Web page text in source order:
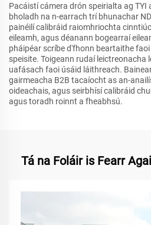
Pacáistí cámera drón speirialta ag
bholadh na n-earrach trí bhunachar
painéilí calibráid raiomhriochta
eileamh, agus déanann bogearraí
pháipéar scríbe d'fhonn beartaithe
speisite. Toigeann rudaí leictreonacha
uafásach faoi úsáid láithreach.
gairmeacha B2B tacaíocht as an-
oideachais, agus seirbhísí calibráid
agus toradh roinnt a fheabhsú.
Tá na Foláir is Fearr